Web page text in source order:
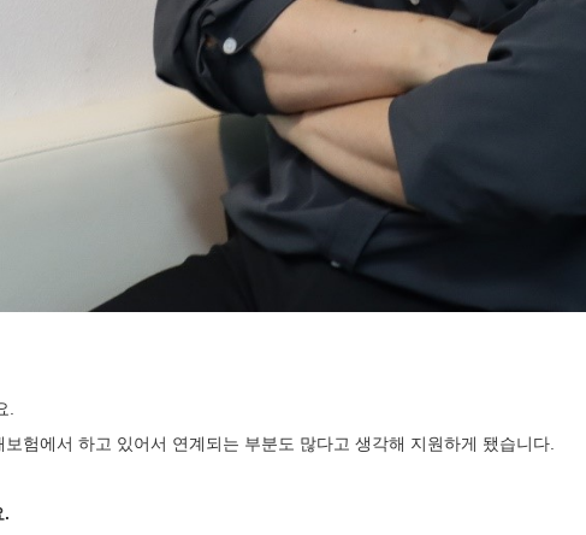
.
험에서 하고 있어서 연계되는 부분도 많다고 생각해 지원하게 됐습니다.
.